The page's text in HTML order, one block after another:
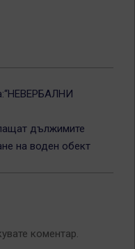
дължимите
на воден обект
коментар.